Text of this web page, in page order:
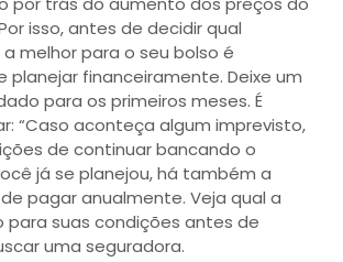
isso, antes de decidir qual
melhor para o seu bolso é
planejar financeiramente. Deixe um
para os primeiros meses. É
“Caso aconteça algum imprevisto,
de continuar bancando o
já se planejou, há também a
pagar anualmente. Veja qual a
para suas condições antes de
uma seguradora.